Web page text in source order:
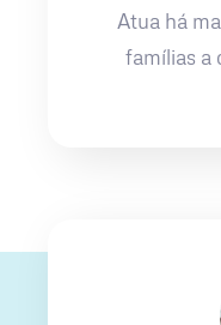
Atua há
famílias a